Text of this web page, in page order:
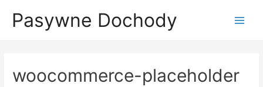
Pasywne Dochody
woocommerce-placeholder